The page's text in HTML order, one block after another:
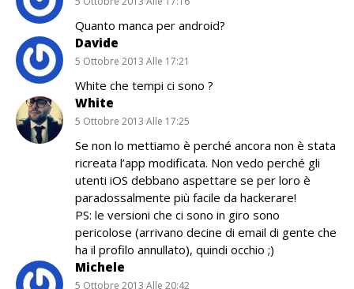
Quanto manca per android?
Davide
5 Ottobre 2013 Alle 17:21
White che tempi ci sono ?
White
5 Ottobre 2013 Alle 17:25
Se non lo mettiamo è perché ancora non è stata
ricreata l’app modificata. Non vedo perché gli
utenti iOS debbano aspettare se per loro è
paradossalmente più facile da hackerare!
PS: le versioni che ci sono in giro sono
pericolose (arrivano decine di email di gente che
ha il profilo annullato), quindi occhio ;)
Michele
5 Ottobre 2013 Alle 20:42